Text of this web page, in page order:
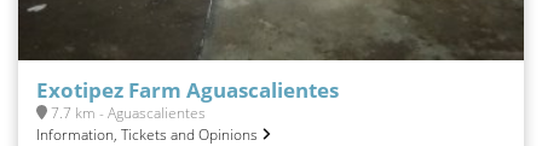
Exotipez Farm Aguascalientes
7.7 km - Aguascalientes
Information, Tickets and Opinions